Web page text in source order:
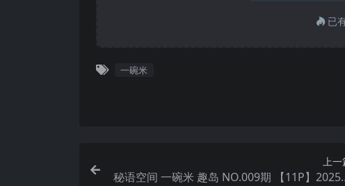
已
一碗米
上一
秘语空间 一碗米 趣岛 NO.009期 【11P】2025